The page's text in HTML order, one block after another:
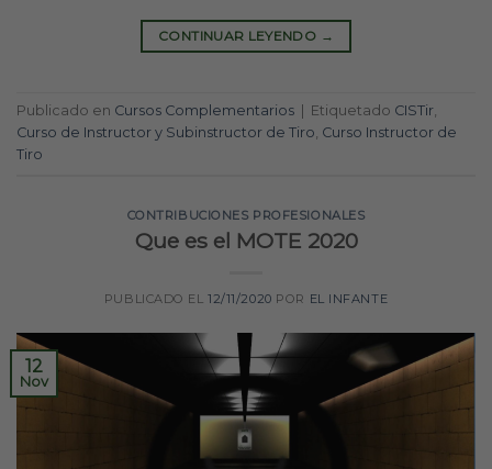
CONTINUAR LEYENDO →
Publicado en Cursos Complementarios Etiquetado CISTir
Curso de Instructor y Subinstructor de Tiro Curso Instructor de
Tiro
CONTRIBUCIONES PROFESIONALES
Que es el MOTE 2020
PUBLICADO EL12/11/2020 POR EL INFANTE
12
Nov